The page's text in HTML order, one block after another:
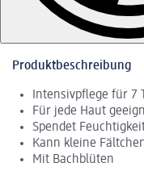
Produktbeschreibung
Intensivpflege für 7
Für jede Haut
Spendet
Kann kleine
Mit Bachblüten